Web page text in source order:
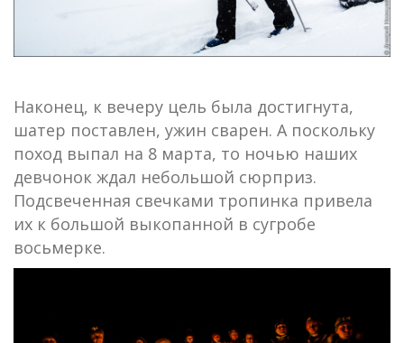
Наконец, к вечеру цель была достигнута,
шатер поставлен, ужин сварен. А поскольку
поход выпал на 8 марта, то ночью наших
девчонок ждал небольшой сюрприз.
Подсвеченная свечками тропинка привела
их к большой выкопанной в сугробе
восьмерке.